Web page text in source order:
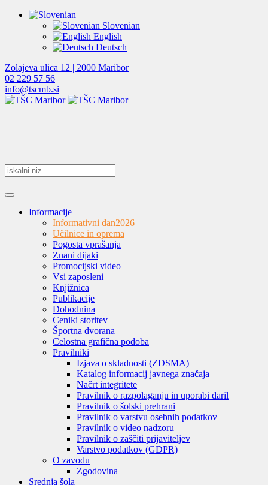
Slovenian
English
Deutsch
Zolajeva ulica 12 | 2000 Maribor
02 229 57 56
info@tscmb.si
Informacije
Informativni dan2026
Učilnice in oprema
Pogosta vprašanja
Znani dijaki
Promocijski video
Vsi zaposleni
Knjižnica
Publikacije
Dohodnina
Ceniki storitev
Športna dvorana
Celostna grafična podoba
Pravilniki
Izjava o skladnosti (ZDSMA)
Katalog informacij javnega značaja
Načrt integritete
Pravilnik o razpolaganju in uporabi daril
Pravilnik o šolski prehrani
Pravilnik o varstvu osebnih podatkov
Pravilnik o video nadzoru
Pravilnik o zaščiti prijaviteljev
Varstvo podatkov (GDPR)
O zavodu
Zgodovina
Srednja šola